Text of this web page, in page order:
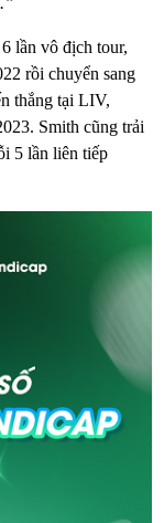
lần vô địch tour,
rồi chuyển sang
thắng tại LIV,
Smith cũng trải
5 lần liên tiếp